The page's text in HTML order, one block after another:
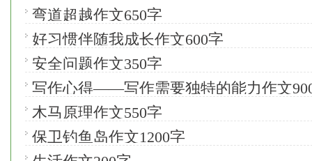
弯道超越作文650字
好习惯伴随我成长作文600字
安全问题作文350字
写作心得——写作需要独特的能力作文
木马原理作文550字
保卫钓鱼岛作文1200字